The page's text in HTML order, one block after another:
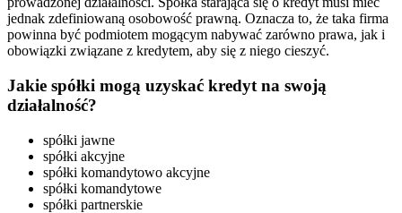
jednak zdefiniowaną osobowość prawną. Oznacza to, że taka firma
powinna być podmiotem mogącym nabywać zarówno prawa, jak i
obowiązki związane z kredytem, aby się z niego cieszyć.
Jakie spółki mogą uzyskać kredyt na swoją
działalność?
spółki jawne
spółki akcyjne
spółki komandytowo akcyjne
spółki komandytowe
spółki partnerskie